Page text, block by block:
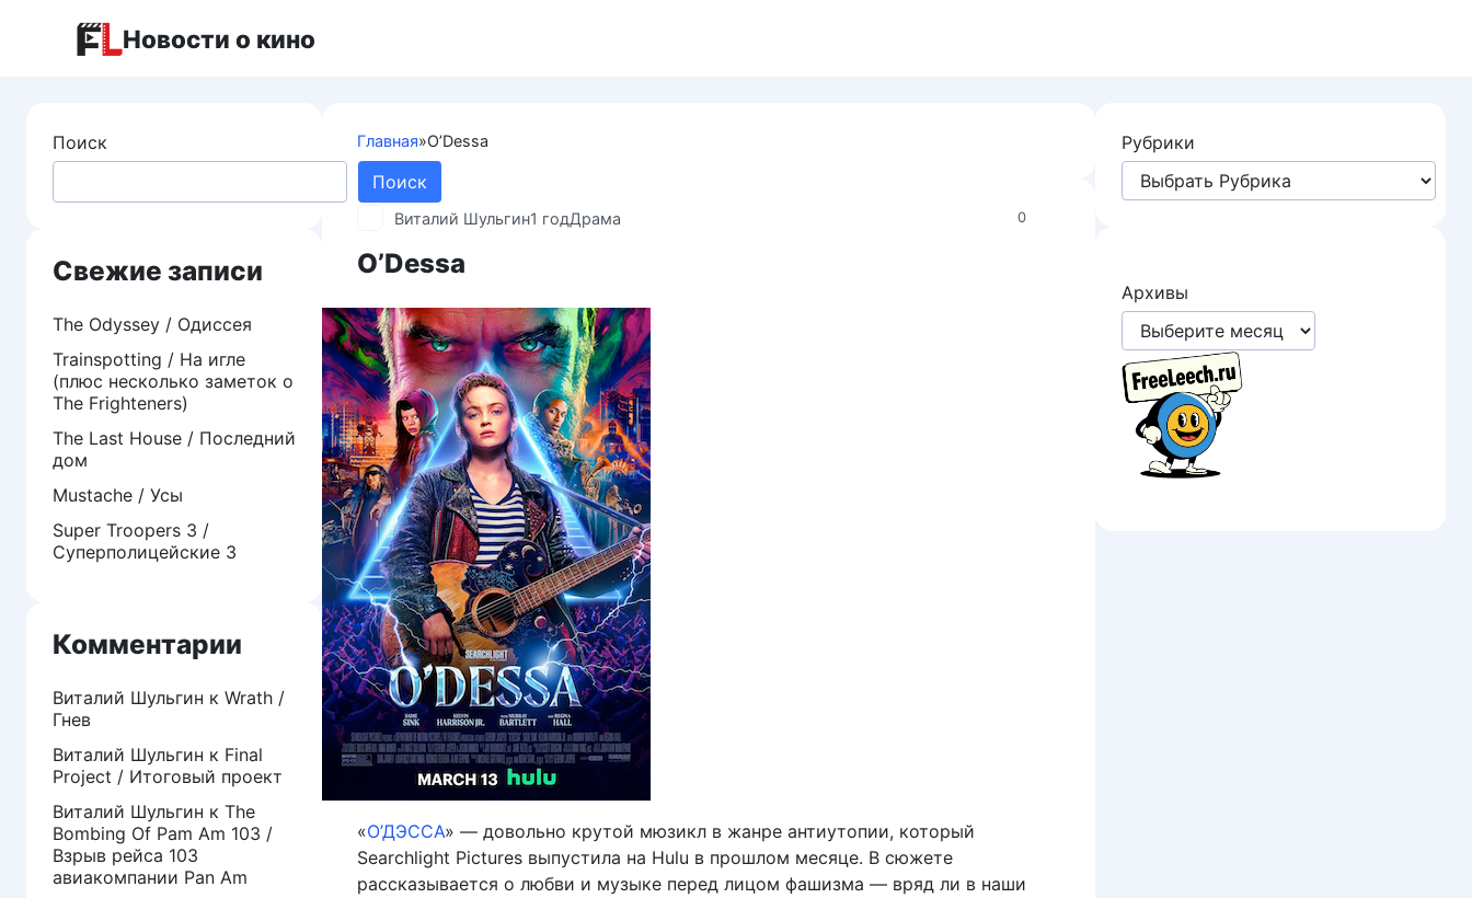
Новости о кино
Главная»O’Dessa
0
Виталий Шульгин1 годДрама
O’Dessa
«О’ДЭССА» — довольно крутой мюзикл в жанре антиутопии, который
Searchlight Pictures выпустила на Hulu в прошлом месяце. В сюжете
рассказывается о любви и музыке перед лицом фашизма — вряд ли в наши
Поиск
Поиск
Свежие записи
The Odyssey / Одиссея
Trainspotting / На игле
(плюс несколько заметок о
The Frighteners)
The Last House / Последний
дом
Mustache / Усы
Super Troopers 3 /
Суперполицейские 3
Комментарии
Виталий Шульгин к Wrath /
Гнев
Виталий Шульгин к Final
Project / Итоговый проект
Виталий Шульгин к The
Bombing Of Pam Am 103 /
Взрыв рейса 103
авиакомпании Pan Am
Рубрики
Архивы